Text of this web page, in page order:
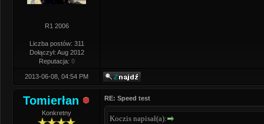
R1 2006
Liczba postów: 311
Dołączył: Aug 2012
Reputacja: 0
2013-06-08, 04:54 PM
Tomierłan
Konkretny
RE: Speed test
Koczis napisał(a):